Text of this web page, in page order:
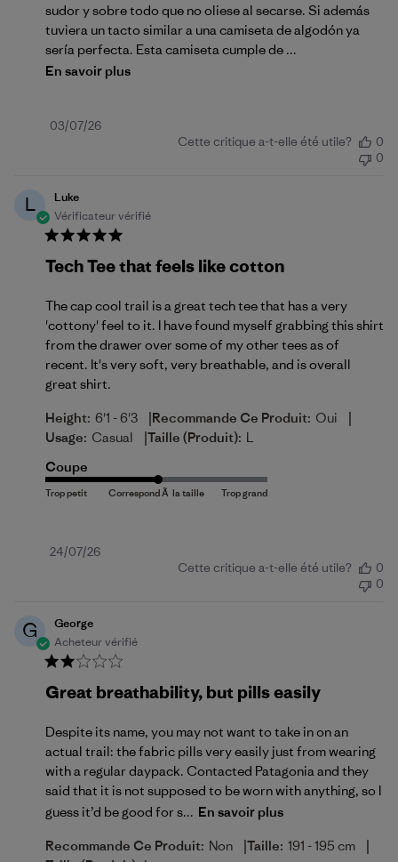
sudor y sobre todo que no oliese al secarse. Si además
tuviera un tacto similar a una camiseta de algodón ya
sería perfecta. Esta camiseta cumple de ...
En savoir plus
Date
03/07/26
Cette critique a-t-elle été utile?
0
0
L
Luke
Vérificateur vérifié
Tech Tee that feels like cotton
The cap cool trail is a great tech tee that has a very
'cottony' feel to it. I have found myself grabbing this shirt
from the drawer over some of my other tees as of
recent. It's very soft, very breathable, and is overall
great shirt.
Height: 6'1 - 6'3 |Recommande Ce Produit: Oui |
Usage: Casual |Taille (produit): L
Coupe
Date
24/07/26
Cette critique a-t-elle été utile?
0
0
G
George
Acheteur vérifié
Great breathability, but pills easily
Despite its name, you may not want to take in on an
actual trail: the fabric pills very easily just from wearing
with a regular daypack. Contacted Patagonia and they
said that it is not supposed to be worn with anything, so I
guess it’d be good for s... En savoir plus
Recommande Ce Produit: Non |Taille: 191 - 195 cm |